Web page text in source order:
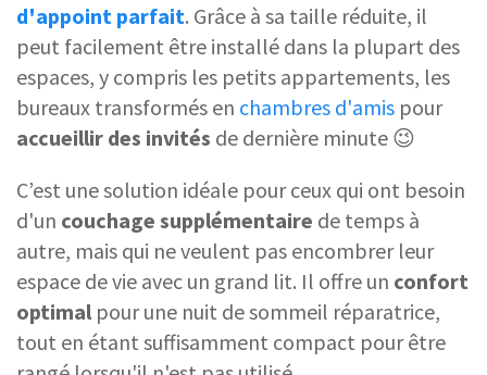
d'appoint parfait. Grâce à sa taille réduite, il
peut facilement être installé dans la plupart des
espaces, y compris les petits appartements, les
bureaux transformés en chambres d'amis pour
accueillir des invités de dernière minute 😉
C’est une solution idéale pour ceux qui ont besoin
d'un couchage supplémentaire de temps à
autre, mais qui ne veulent pas encombrer leur
espace de vie avec un grand lit. Il offre un confort
optimal pour une nuit de sommeil réparatrice,
tout en étant suffisamment compact pour être